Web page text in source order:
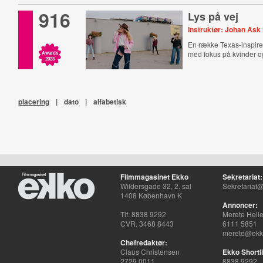
916
Awards
2023
Lys på vej
Instruktør: Johan Ask
En række Texas-
med fokus på kvinder
placering | dato | alfabetisk
Filmmagasinet Ekko
Wildersgade 32, 2. sal
1408 København K
Tlf. 8838 9292
CVR. 3468 8443
Chefredaktør:
Claus Christensen
2729 0011
Sekretariat:
Annoncer:
Merete
6111 5851
Ekko
8838 9292